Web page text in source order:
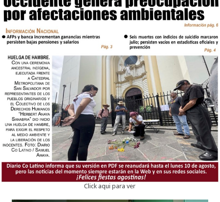
Click aqui para ver